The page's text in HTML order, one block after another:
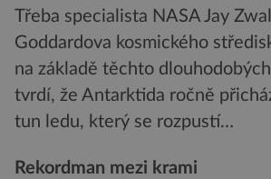
Třeba specialista NASA Jay
Goddardova kosmického
na základě těchto
tvrdí, že Antarktida ročně
tun ledu, který se rozpustí…
Rekordman mezi krami